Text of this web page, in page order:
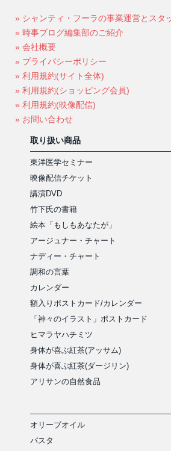
» シャンティ・フーラの事業運営とスタ
» 時事ブログ編集部のご紹介
» 会社概要
» プライバシーポリシー
» 利用規約(サイト全体)
» 利用規約(ショッピング会員)
» 利用規約(映像配信)
» お問い合わせ
取り扱い商品
東洋医学セミナー
映像配信チケット
講演DVD
竹下氏の書籍
絵本「もしもあなたが」
アージュナー・チャート
ナディー・チャート
調和の言葉
カレンダー
額入りポストカード/カレンダー
「神々のイラスト」ポストカード
ヒマラヤハチミツ
身体が喜ぶ紅茶(アッサム)
身体が喜ぶ紅茶(ダージリン)
アリサンの自然食品
オリーブオイル
パスタ